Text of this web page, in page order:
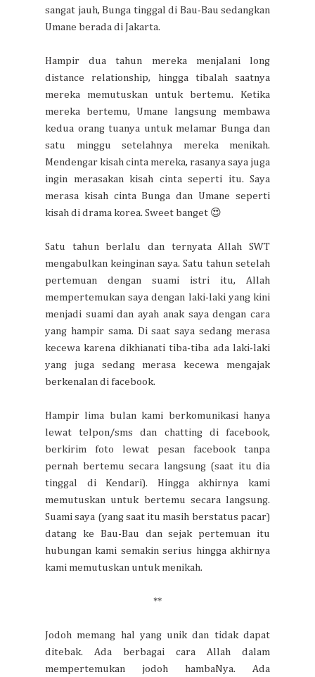
sangat jauh, Bunga tinggal di Bau-Bau sedangkan
Umane berada di Jakarta.
Hampir dua tahun mereka menjalani long
distance relationship, hingga tibalah saatnya
mereka memutuskan untuk bertemu. Ketika
mereka bertemu, Umane langsung membawa
kedua orang tuanya untuk melamar Bunga dan
satu minggu setelahnya mereka menikah.
Mendengar kisah cinta mereka, rasanya saya juga
ingin merasakan kisah cinta seperti itu. Saya
merasa kisah cinta Bunga dan Umane seperti
kisah di drama korea. Sweet banget 😍
Satu tahun berlalu dan ternyata Allah SWT
mengabulkan keinginan saya. Satu tahun setelah
pertemuan dengan suami istri itu, Allah
mempertemukan saya dengan laki-laki yang kini
menjadi suami dan ayah anak saya dengan cara
yang hampir sama. Di saat saya sedang merasa
kecewa karena dikhianati tiba-tiba ada laki-laki
yang juga sedang merasa kecewa mengajak
berkenalan di facebook.
Hampir lima bulan kami berkomunikasi hanya
lewat telpon/sms dan chatting di facebook,
berkirim foto lewat pesan facebook tanpa
pernah bertemu secara langsung (saat itu dia
tinggal di Kendari). Hingga akhirnya kami
memutuskan untuk bertemu secara langsung.
Suami saya (yang saat itu masih berstatus pacar)
datang ke Bau-Bau dan sejak pertemuan itu
hubungan kami semakin serius hingga akhirnya
kami memutuskan untuk menikah.
**
Jodoh memang hal yang unik dan tidak dapat
ditebak. Ada berbagai cara Allah dalam
mempertemukan jodoh hambaNya. Ada